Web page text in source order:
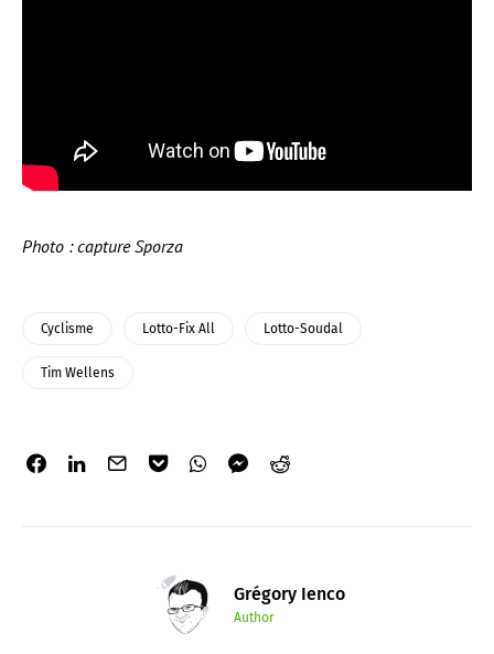
Photo : capture Sporza
Cyclisme Lotto-Fix All Lotto-Soudal
Tim Wellens
Grégory Ienco
Author